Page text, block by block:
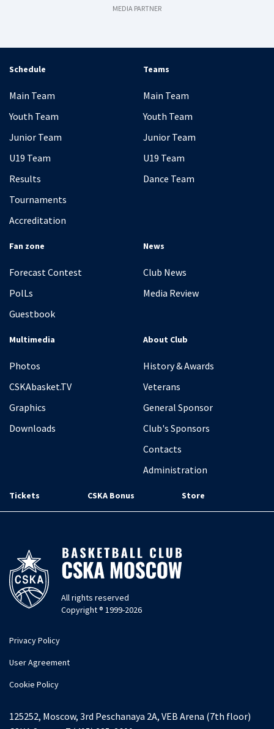
MEDIA PARTNER
Schedule
Main Team
Youth Team
Junior Team
U19 Team
Results
Tournaments
Accreditation
Teams
Main Team
Youth Team
Junior Team
U19 Team
Dance Team
Fan zone
Forecast Contest
PolLs
Guestbook
News
Club News
Media Review
Multimedia
Photos
CSKAbasket.TV
Graphics
Downloads
About Club
History & Awards
Veterans
General Sponsor
Club's Sponsors
Contacts
Administration
Tickets CSKA Bonus Store
All rights reserved
Copyright ® 1999-2026
Privacy Policy
User Agreement
Cookie Policy
125252, Moscow, 3rd Peschanaya 2A, VEB Arena (7th floor)